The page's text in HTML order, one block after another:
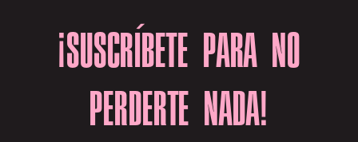
¡SUSCRÍBETE PARA NO
PERDERTE NADA!